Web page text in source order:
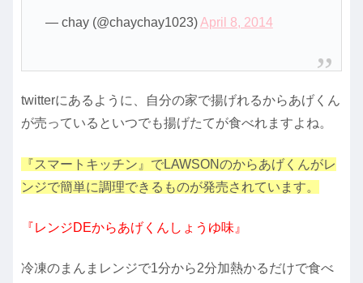
— chay (@chaychay1023)April 8, 2014
twitterにあるように、自分の家で揚げれるからあげくん
が売っているといつでも揚げたてが食べれますよね。
『スマートキッチン』でLAWSONのからあげくんがレ
ンジで簡単に調理できるものが発売されています。
『レンジDEからあげくんしょうゆ味』
冷凍のまんまレンジで1分から2分加熱かるだけで食べ